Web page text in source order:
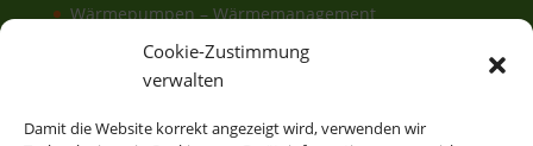
Cookie-Zustimmung
verwalten
Damit die Website korrekt angezeigt wird, verwenden wir
Wärmepumpen – Wärmemanagement
Elektronisches & hydraulisches
Energiemanagement